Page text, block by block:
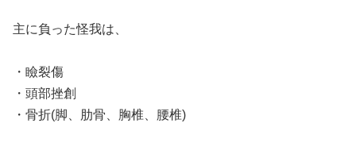
主に負った怪我は、
・瞼裂傷
・頭部挫創
・骨折(脚、肋骨、胸椎、腰椎)